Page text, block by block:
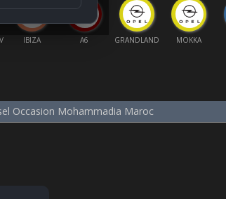
IBIZA A6 GRANDLAND MOKKA
Occasion Mohammadia Maroc